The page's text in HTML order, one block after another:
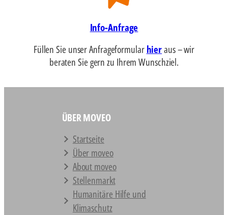
Info-Anfrage
Füllen Sie unser Anfrageformular hieraus – wir
beraten Sie gern zu Ihrem Wunschziel.
ÜBER MOVEO
Startseite
Über moveo
About moveo
Stellenmarkt
Humanitäre Hilfe und
Klimaschutz